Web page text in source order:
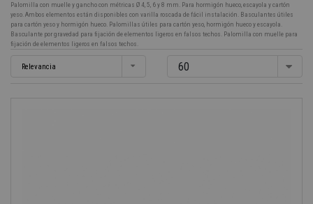
Palomilla con muelle y gancho con métricas Ø 4, 5, 6 y 8 mm. Para hormigón hueco, escayola y cartón
yeso. Ambos elementos están disponibles con varilla roscada de fácil instalación. Basculantes útiles
para cartón yeso y hormigón hueco. Palomillas útiles para cartón yeso, hormigón hueco y escayola.
Basculante por gravedad para fijación de elementos ligeros en falsos techos. Palomilla con muelle para
fijación de elementos ligeros en falsos techos.
Relevancia 60